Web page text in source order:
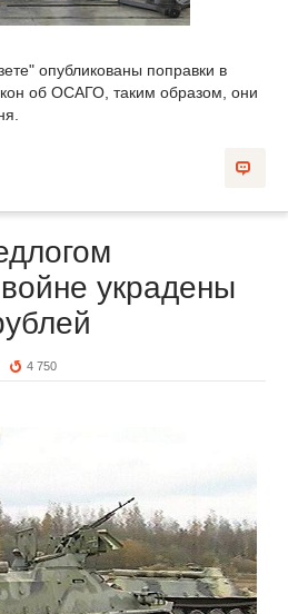
опубликованы поправки в
об ОСАГО, таким образом, они
войне украдены
4 750